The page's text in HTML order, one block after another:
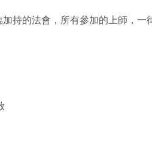
持的法會，所有參加的上師，一